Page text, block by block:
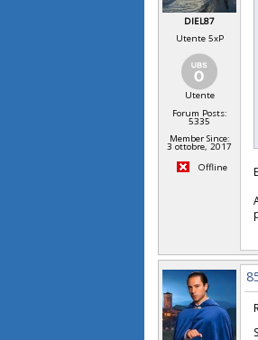
DIEL87
Utente 5xP
Utente
Forum Posts:
5335
Member Since:
3 ottobre, 2017
Offline